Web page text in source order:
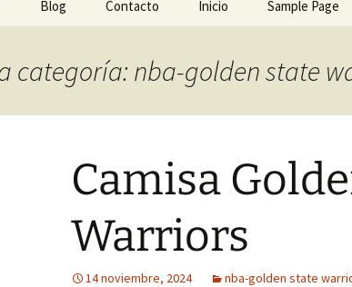
Blog Contacto Inicio Sample Page
categoría: nba-golden state
Camisa
Warriors
14 noviembre, 2024 nba-golden state